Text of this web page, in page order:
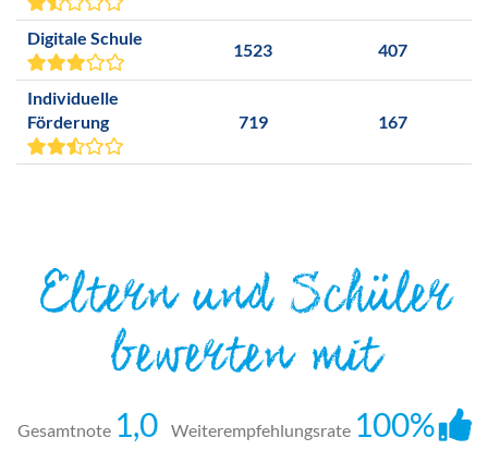
Digitale Schule
1523 407
Individuelle
Förderung
719 167
Eltern und Schüler
bewerten mit
Gesamtnote 1,0Weiterempfehlungsrate 100%